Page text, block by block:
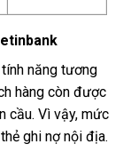
năng tương
hàng còn được
cầu. Vì vậy, mức
ghi nợ nội địa.